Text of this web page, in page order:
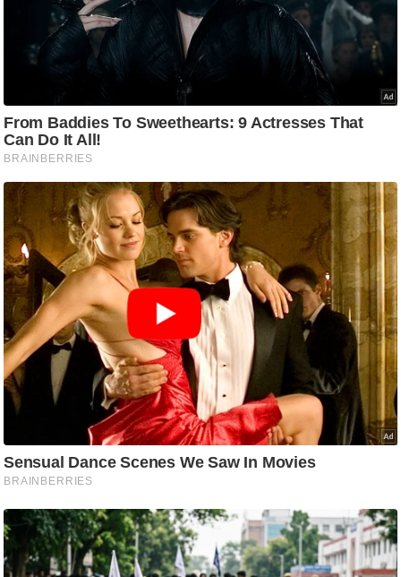
ति
श्ले
ष
ण
स
सा
म
यि
क
मा
तृ
भू
मि
भ
ए
.
आ
र